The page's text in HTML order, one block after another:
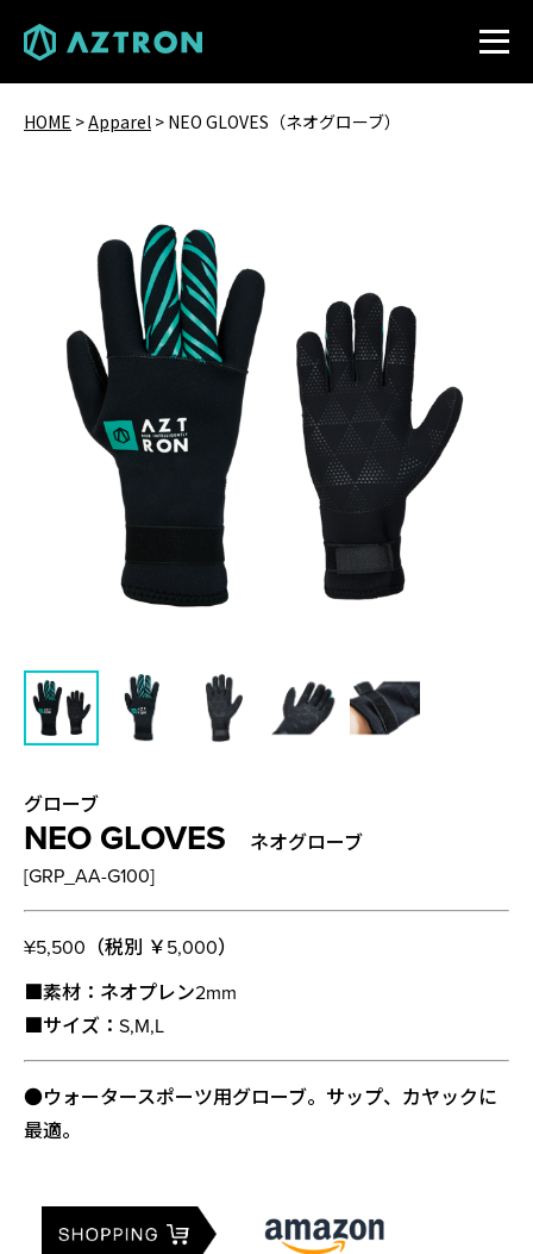
HOME >Apparel > NEO GLOVES（ネオグローブ）
グローブ
NEO GLOVES
ネオグローブ
[GRP_AA-G100]
¥5,500（税別 ￥5,000）
■素材：ネオプレン2mm
■サイズ：S,M,L
●ウォータースポーツ用グローブ。サップ、カヤックに
最適。